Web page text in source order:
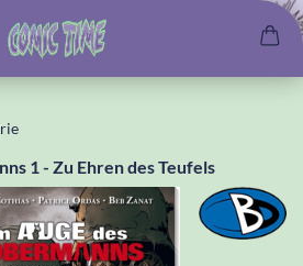
1 - Zu Ehren des Teufels